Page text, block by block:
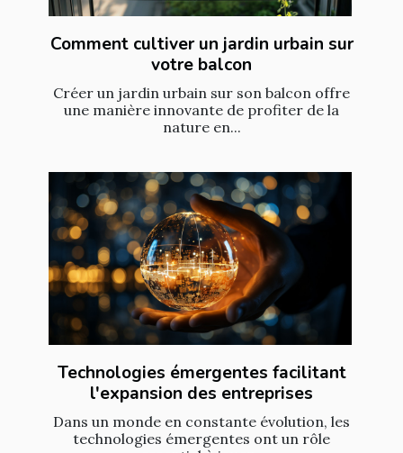
Comment cultiver un jardin urbain sur
votre balcon
Créer un jardin urbain sur son balcon offre
une manière innovante de profiter de la
nature en...
Technologies émergentes facilitant
l'expansion des entreprises
Dans un monde en constante évolution, les
technologies émergentes ont un rôle